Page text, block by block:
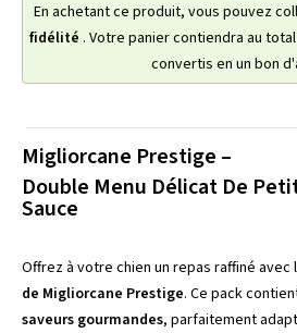
En achetant ce produit, vous pouvez
fidélité . Votre panier contiendra au total
convertis en un bon
Migliorcane Prestige –
Double Menu Délicat De
Sauce
Offrez à votre chien un repas raffiné avec
de Migliorcane Prestige. Ce pack
saveurs gourmandes, parfaitement